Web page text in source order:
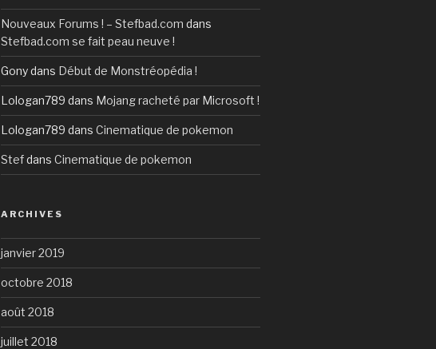
Nouveaux Forums ! – Stefbad.com dans
Stefbad.com se fait peau neuve !
Gonydans Début de Monstréopédia !
Lologan789 dans Mojang racheté par Microsoft !
Lologan789 dans Cinematique de pokemon
Stefdans Cinematique de pokemon
ARCHIVES
janvier 2019
octobre 2018
août 2018
juillet 2018